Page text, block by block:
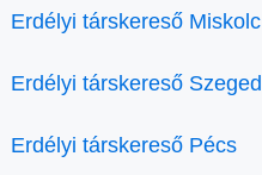
Erdélyi társkereső Miskolc
Erdélyi társkereső Szeged
Erdélyi társkereső Pécs